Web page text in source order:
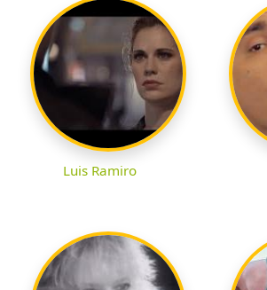
Luis Ramiro